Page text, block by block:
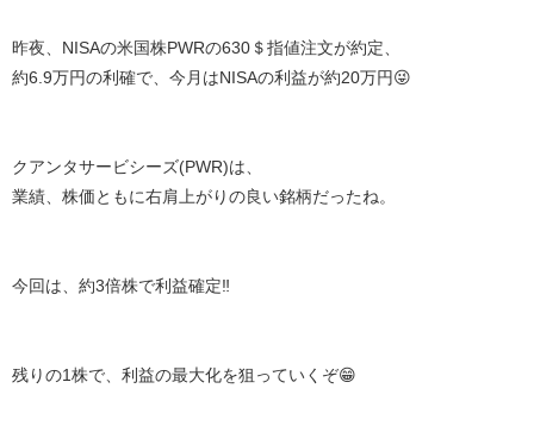
昨夜、NISAの米国株PWRの630＄指値注文が約定、
約6.9万円の利確で、今月はNISAの利益が約20万円😜
クアンタサービシーズ(PWR)は、
業績、株価ともに右肩上がりの良い銘柄だったね。
今回は、約3倍株で利益確定‼️
残りの1株で、利益の最大化を狙っていくぞ😁